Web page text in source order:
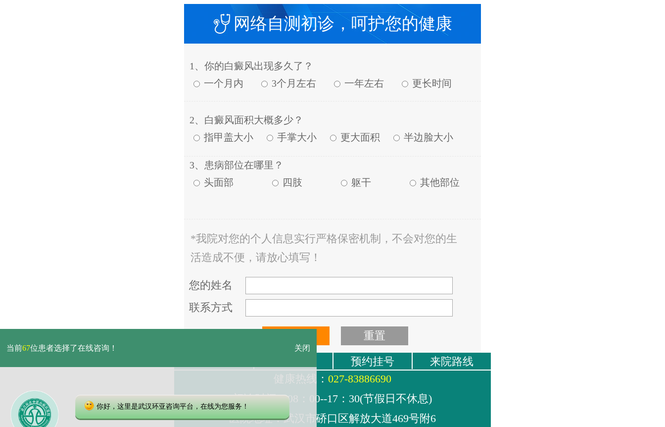
网络自测初诊，呵护您的健康
1、你的白癜风出现多久了？
一个月内
3个月左右 一年左右 更长时间
2、白癜风面积大概多少？
指甲盖大小
手掌大小 更大面积 半边脸大小
3、患病部位在哪里？
头面部
四肢 躯干 其他部位
*我院对您的个人信息实行严格保密机制，不会对您的生
活造成不便，请放心填写！
您的姓名
联系方式
预约挂号
来院路线
健康热线： 027-83886690
门诊时间：08：00--17：30(节假日不休息)
医院地址：武汉市硚口区解放大道469号附6
当前67位患者选择了在线咨询！ 关闭
你好，这里是武汉环亚咨询平台，在线为您服务！